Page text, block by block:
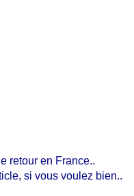
retour en France..
si vous voulez bien..